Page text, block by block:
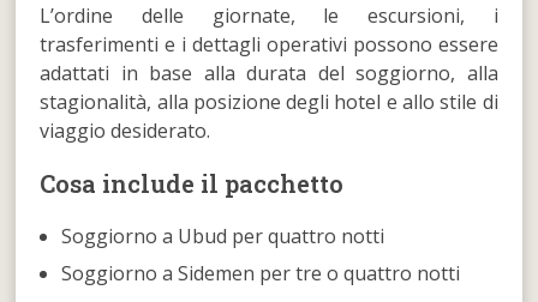
L’ordine delle giornate, le escursioni, i
trasferimenti e i dettagli operativi possono essere
adattati in base alla durata del soggiorno, alla
stagionalità, alla posizione degli hotel e allo stile di
viaggio desiderato.
Cosa include il pacchetto
Soggiorno a Ubud per quattro notti
Soggiorno a Sidemen per tre o quattro notti